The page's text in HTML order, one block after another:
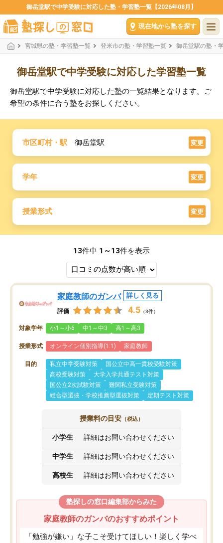
御岳堂駅で中学受験に対応した塾・学習塾一覧【2026年08月】
現在地から塾を探す
宮城県の塾・学習塾一覧 登米市の塾・学習塾一覧 御岳堂駅の塾・
御岳堂駅で中学受験に対応した学習塾一覧
御岳堂駅で中学受験に対応した塾の一覧結果となります。ご
希望の条件に合う塾をお探しください。
市区町村・駅 御岳堂駅 変更
学年 変更
授業形式 変更
13件中 1～13件を表示
家庭教師のガンバ 詳しく見る
評価 4.5 （3件）
対象学年 小1～小6 中1～中3 高1～高3
授業形式 オンライン個別指導(1:1) 家庭教師
目的 私立中学受験対策
国公立中高一貫校受験対策
高校受験対策
大学入学共通テスト対策
国公立2次試験対策
難関私立受験対策
総合型選抜・学校推薦型選抜対策
定期テスト対策
授業料の目安 （税込）
小学生 詳細はお問い合わせください
中学生 詳細はお問い合わせください
高校生 詳細はお問い合わせください
塾探しの窓口編集部からみた
家庭教師のガンバのおすすめポイント
「勉強が嫌い」な子こそ受けてほしい！楽しく学べ